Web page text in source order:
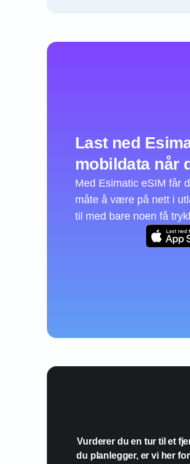
Last ned
mobildata når
Med Esimatic eSIM får
måte å være på nett i
til med bare noen få
Vurderer du en tur til et
du planlegger, er vi her